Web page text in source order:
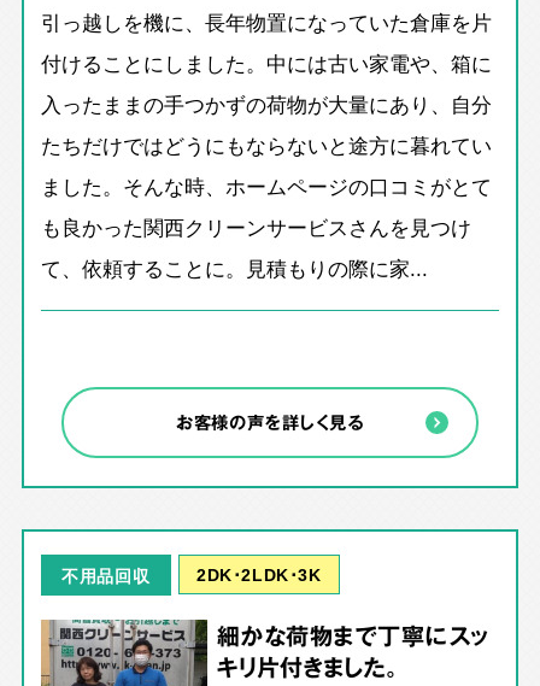
引っ越しを機に、長年物置になっていた倉庫を片
付けることにしました。中には古い家電や、箱に
入ったままの手つかずの荷物が大量にあり、自分
たちだけではどうにもならないと途方に暮れてい
ました。そんな時、ホームページの口コミがとて
も良かった関西クリーンサービスさんを見つけ
て、依頼することに。見積もりの際に家...
お客様の声を詳しく見る
不用品回収 2DK･2LDK･3K
細かな荷物まで丁寧にスッ
キリ片付きました。